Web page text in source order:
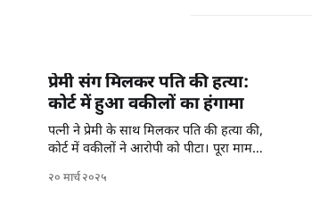
प्रेमी संग मिलकर पति की हत्या:
कोर्ट में हुआ वकीलों का हंगामा
पत्नी ने प्रेमी के साथ मिलकर पति की हत्या की,
कोर्ट में वकीलों ने आरोपी को पीटा। पूरा मामला
२० मार्च २०२५